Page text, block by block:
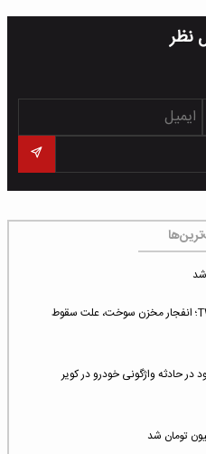
نظر
سی‌امین سالگرد سانحه پرواز TWA 800؛ انفجار مخزن سوخت، علت سقوط
در حادثه واژگونی خودرو در کویر